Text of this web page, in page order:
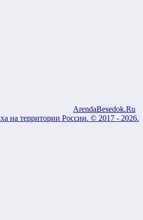
ArendaBesedok.Ru
на территории России. © 2017 - 2026.